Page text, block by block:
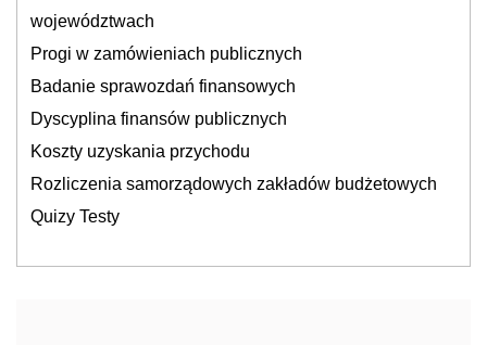
województwach
Progi w zamówieniach publicznych
Badanie sprawozdań finansowych
Dyscyplina finansów publicznych
Koszty uzyskania przychodu
Rozliczenia samorządowych zakładów budżetowych
Quizy Testy